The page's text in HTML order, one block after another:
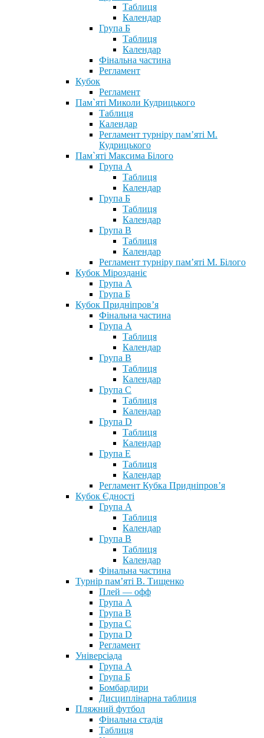
Таблиця
Календар
Група Б
Таблиця
Календар
Фінальна частина
Регламент
Кубок
Регламент
Пам`яті Миколи Кудрицького
Таблиця
Календар
Регламент турніру пам’яті М.
Кудрицького
Пам`яті Максима Білого
Група А
Таблиця
Календар
Група Б
Таблиця
Календар
Група В
Таблиця
Календар
Регламент турніру пам’яті М. Білого
Кубок Мірозданіє
Група А
Група Б
Кубок Придніпров’я
Фінальна частина
Група А
Таблиця
Календар
Група В
Таблиця
Календар
Група С
Таблиця
Календар
Група D
Таблиця
Календар
Група Е
Таблиця
Календар
Регламент Кубка Придніпров’я
Кубок Єдності
Група А
Таблиця
Календар
Група В
Таблиця
Календар
Фінальна частина
Турнір пам’яті В. Тищенко
Плей — офф
Група А
Група B
Група С
Група D
Регламент
Універсіада
Група А
Група Б
Бомбардири
Дисциплінарна таблиця
Пляжний футбол
Фінальна стадія
Таблиця